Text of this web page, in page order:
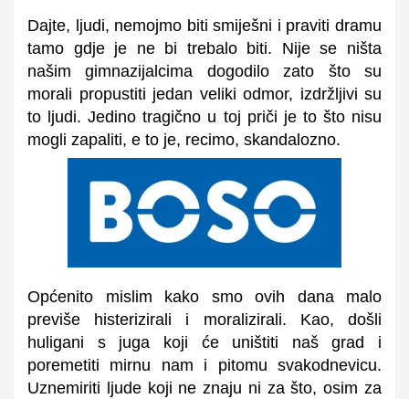
Dajte, ljudi, nemojmo biti smiješni i praviti dramu
tamo gdje je ne bi trebalo biti. Nije se ništa
našim gimnazijalcima dogodilo zato što su
morali propustiti jedan veliki odmor, izdržljivi su
to ljudi. Jedino tragično u toj priči je to što nisu
mogli zapaliti, e to je, recimo, skandalozno.
Općenito mislim kako smo ovih dana malo
previše histerizirali i moralizirali. Kao, došli
huligani s juga koji će uništiti naš grad i
poremetiti mirnu nam i pitomu svakodnevicu.
Uznemiriti ljude koji ne znaju ni za što, osim za